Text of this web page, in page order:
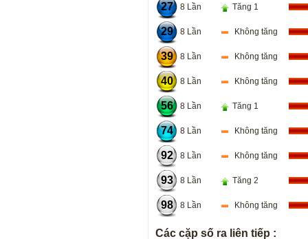
27 8 Lần Tăng 1
29 8 Lần Không tăng
39 8 Lần Không tăng
40 8 Lần Không tăng
56 8 Lần Tăng 1
74 8 Lần Không tăng
92 8 Lần Không tăng
93 8 Lần Tăng 2
98 8 Lần Không tăng
Các cặp số ra liên tiếp :